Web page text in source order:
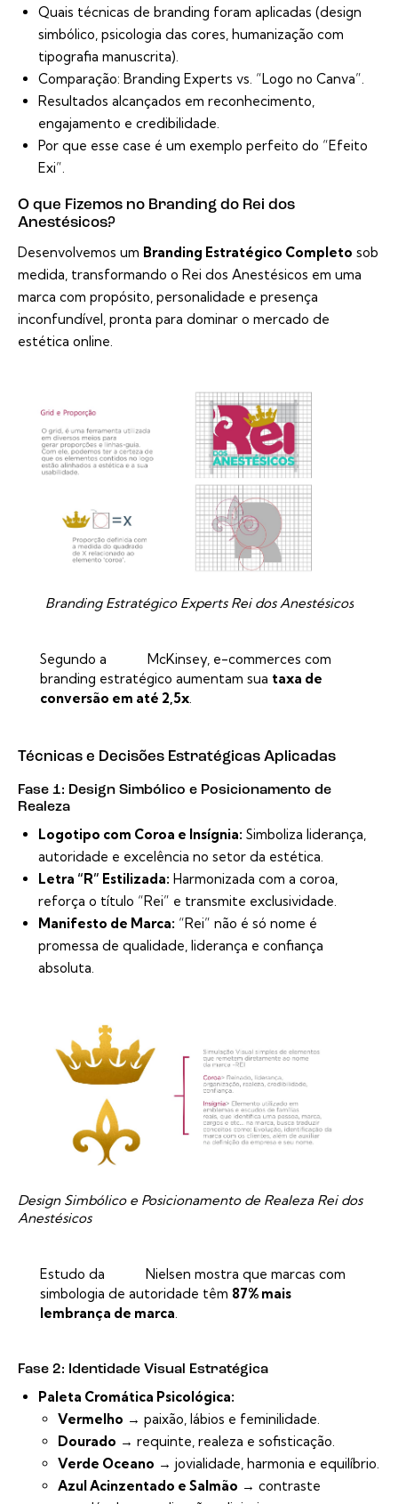
Quais técnicas de branding foram aplicadas (design
simbólico, psicologia das cores, humanização com
tipografia manuscrita).
Comparação: Branding Experts vs. “Logo no Canva”.
Resultados alcançados em reconhecimento,
engajamento e credibilidade.
Por que esse case é um exemplo perfeito do “Efeito
Exi”.
O que Fizemos no Branding do Rei dos
Anestésicos?
Desenvolvemos um Branding Estratégico Completo sob
medida, transformando o Rei dos Anestésicos em uma
marca com propósito, personalidade e presença
inconfundível, pronta para dominar o mercado de
estética online.
Branding Estratégico Experts Rei dos Anestésicos
Segundo a McKinsey, e-commerces com
branding estratégico aumentam sua taxa de
conversão em até 2,5x.
Técnicas e Decisões Estratégicas Aplicadas
Fase 1: Design Simbólico e Posicionamento de
Realeza
Logotipo com Coroa e Insígnia: Simboliza liderança,
autoridade e excelência no setor da estética.
Letra “R” Estilizada: Harmonizada com a coroa,
reforça o título “Rei” e transmite exclusividade.
Manifesto de Marca: “Rei” não é só nome é
promessa de qualidade, liderança e confiança
absoluta.
Design Simbólico e Posicionamento de Realeza Rei dos
Anestésicos
Estudo da Nielsen mostra que marcas com
simbologia de autoridade têm 87% mais
lembrança de marca.
Fase 2: Identidade Visual Estratégica
Paleta Cromática Psicológica:
Vermelho → paixão, lábios e feminilidade.
Dourado → requinte, realeza e sofisticação.
Verde Oceano → jovialidade, harmonia e equilíbrio.
Azul Acinzentado e Salmão → contraste